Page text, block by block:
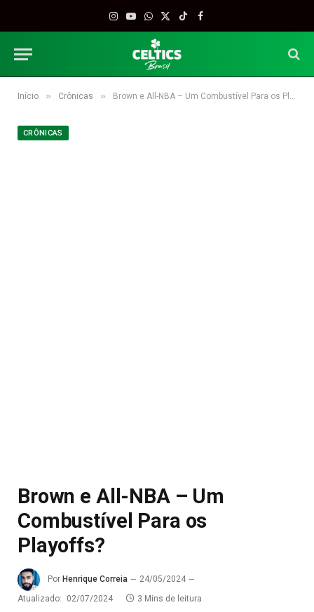
Instagram
YouTube
WhatsApp
X
TikTokFacebook
Início » Crônicas » Brown e All-NBA – Um Combustível Para os Playoffs?
CRÔNICAS
Brown e All-NBA – Um
Combustível Para os
Playoffs?
Por Henrique Correia
24/05/2024
Atualizado:
02/07/2024 3 Mins de leitura